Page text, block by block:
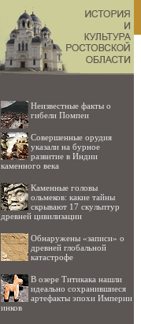
Неизвестные факты о
гибели Помпеи
Совершенные орудия
указали на бурное
развитие в Индии
каменного века
Каменные головы
ольмеков: какие тайны
скрывают 17 скульптур
древней цивилизации
Обнаружены «записи» о
древней глобальной
катастрофе
В озере Титикака нашли
идеально сохранившиеся
артефакты эпохи Империи
инков